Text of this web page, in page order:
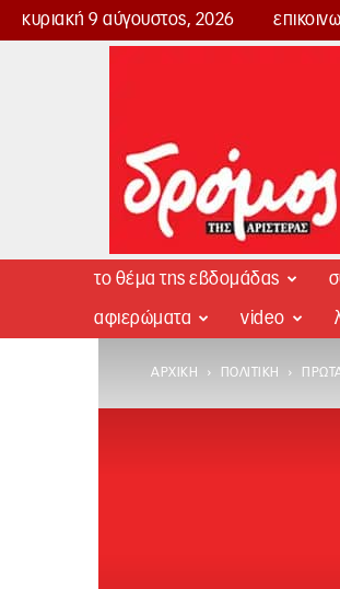
κυριακή 9 αύγουστος, 2026
Δρόμος
το θέμα της εβδομάδας
αφιερώματα video
ΑΡΧΙΚΉ ΠΟΛΙΤΙΚΉ